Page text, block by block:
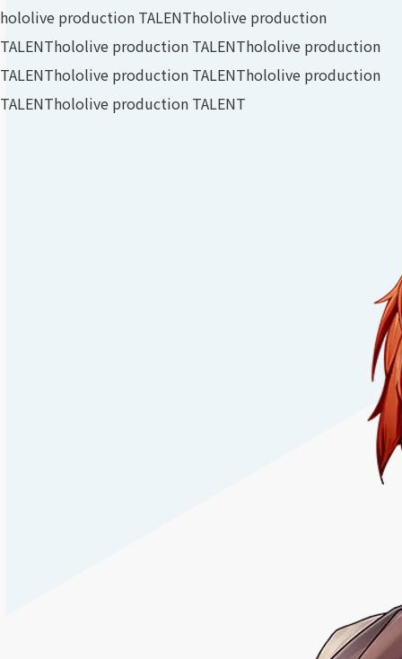
hololive production TALENThololive production
TALENThololive production TALENThololive production
TALENThololive production TALENThololive production
TALENThololive production TALENT